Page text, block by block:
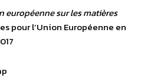
européenne sur les matières
pour l’Union Européenne en